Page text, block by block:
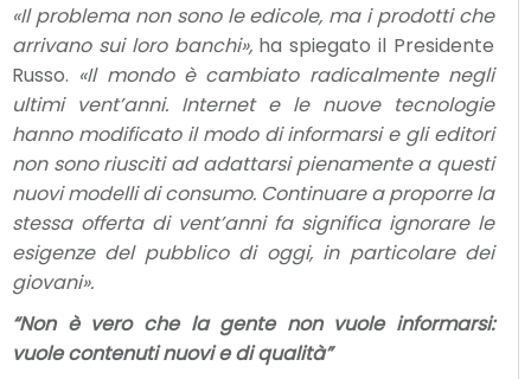
«Il problema non sono le edicole, ma i prodotti che
arrivano sui loro banchi», ha spiegato il Presidente
Russo. «Il mondo è cambiato radicalmente negli
ultimi vent’anni. Internet e le nuove tecnologie
hanno modificato il modo di informarsi e gli editori
non sono riusciti ad adattarsi pienamente a questi
nuovi modelli di consumo. Continuare a proporre la
stessa offerta di vent’anni fa significa ignorare le
esigenze del pubblico di oggi, in particolare dei
giovani».
“Non è vero che la gente non vuole informarsi:
vuole contenuti nuovi e di qualità”